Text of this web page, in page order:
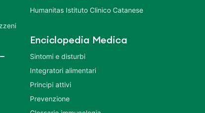
Humanitas Istituto Clinico Catanese
Enciclopedia Medica
Sintomi e disturbi
Integratori alimentari
Principi attivi
Prevenzione